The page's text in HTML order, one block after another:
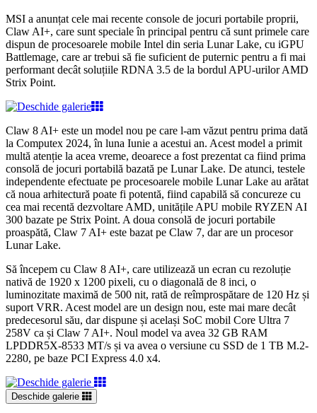
MSI a anunțat cele mai recente console de jocuri portabile proprii,
Claw AI+, care sunt speciale în principal pentru că sunt primele care
dispun de procesoarele mobile Intel din seria Lunar Lake, cu iGPU
Battlemage, care ar trebui să fie suficient de puternic pentru a fi mai
performant decât soluțiile RDNA 3.5 de la bordul APU-urilor AMD
Strix Point.
Claw 8 AI+ este un model nou pe care l-am văzut pentru prima dată
la Computex 2024, în luna Iunie a acestui an. Acest model a primit
multă atenție la acea vreme, deoarece a fost prezentat ca fiind prima
consolă de jocuri portabilă bazată pe Lunar Lake. De atunci, testele
independente efectuate pe procesoarele mobile Lunar Lake au arătat
că noua arhitectură poate fi potentă, fiind capabilă să concureze cu
cea mai recentă dezvoltare AMD, unitățile APU mobile RYZEN AI
300 bazate pe Strix Point. A doua consolă de jocuri portabile
proaspătă, Claw 7 AI+ este bazat pe Claw 7, dar are un procesor
Lunar Lake.
Să începem cu Claw 8 AI+, care utilizează un ecran cu rezoluție
nativă de 1920 x 1200 pixeli, cu o diagonală de 8 inci, o
luminozitate maximă de 500 nit, rată de reîmprospătare de 120 Hz și
suport VRR. Acest model are un design nou, este mai mare decât
predecesorul său, dar dispune și același SoC mobil Core Ultra 7
258V ca și Claw 7 AI+. Noul model va avea 32 GB RAM
LPDDR5X-8533 MT/s și va avea o versiune cu SSD de 1 TB M.2-
2280, pe baze PCI Express 4.0 x4.
Deschide galerie